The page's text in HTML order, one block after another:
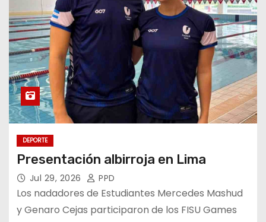
DEPORTE
Presentación albirroja en Lima
Jul 29, 2026 PPD
Los nadadores de Estudiantes Mercedes Mashud
y Genaro Cejas participaron de los FISU Games